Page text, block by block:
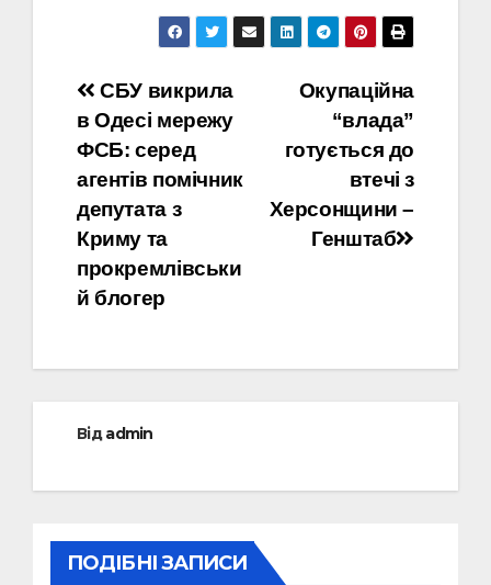
Навігація
записів
Окупаційна
“влада”
готується до
втечі з
Херсонщини –
Генштаб
СБУ викрила
в Одесі мережу
ФСБ: серед
агентів помічник
депутата з
Криму та
прокремлівськи
й блогер
Відadmin
ПОДІБНІ ЗАПИСИ